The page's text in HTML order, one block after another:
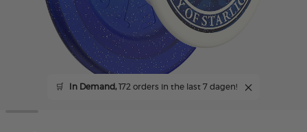
🛒 In Demand,172 orders in the last 7 dagen!